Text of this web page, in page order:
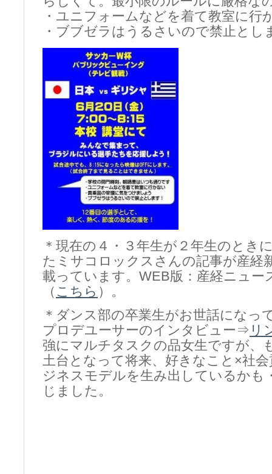
・ユニフォームなどを着て教室に行
・ブブゼラはうるさいので禁止とし
＊現在の４・３年生が２年生のとき
たミサコロックスさんの記事が産経
載っています。WEB版：産経ニュー
（ こちら ）。
＊ダンス部の卒業生がお世話になっ
プロデユーサーのインタビュー⇒ リ
強にマルチタスクの品女生ですが、
土台となって将来、好きなこと×社
ジネスモデルを生み出しているかも
じました。